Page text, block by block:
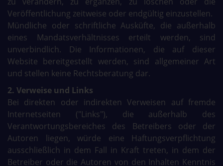
Veröffentlichung zeitweise oder endgültig einzustellen.
Mündliche oder schriftliche Ausküfte, die außerhalb
eines Mandatsverhältnisses erteilt werden, sind
unverbindlich. Die Informationen, die auf dieser
Website bereitgestellt werden, sind allgemeiner Art
und stellen keine Rechtsberatung dar.
2. Verweise und Links
Bei direkten oder indirekten Verweisen auf fremde
Internetseiten ("Links"), die außerhalb des
Verantwortungsbereiches des Betreibers oder der
Autoren liegen, würde eine Haftungsverpflichtung
ausschließlich in dem Fall in Kraft treten, in dem der
Betreiber oder die Autoren von den Inhalten Kenntnis